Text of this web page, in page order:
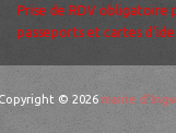
Prise de RDV obligatoire
passeports et cartes
Copyright © 2026 mairie